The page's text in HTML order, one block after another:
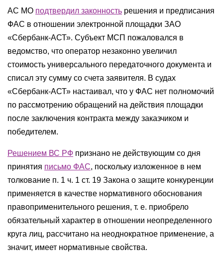
АС МО подтвердил законность решения и предписания
ФАС в отношении электронной площадки ЗАО
«Сбербанк-АСТ». Субъект МСП пожаловался в
ведомство, что оператор незаконно увеличил
стоимость универсального передаточного документа и
списал эту сумму со счета заявителя. В судах
«Сбербанк-АСТ» настаивал, что у ФАС нет полномочий
по рассмотрению обращений на действия площадки
после заключения контракта между заказчиком и
победителем.
Решением ВС РФ признано не действующим со дня
принятия письмо ФАС, поскольку изложенное в нем
толкование п. 1 ч. 1 ст. 19 Закона о защите конкуренции
применяется в качестве нормативного обоснования
правоприменительного решения, т. е. приобрело
обязательный характер в отношении неопределенного
круга лиц, рассчитано на неоднократное применение, а
значит, имеет нормативные свойства.